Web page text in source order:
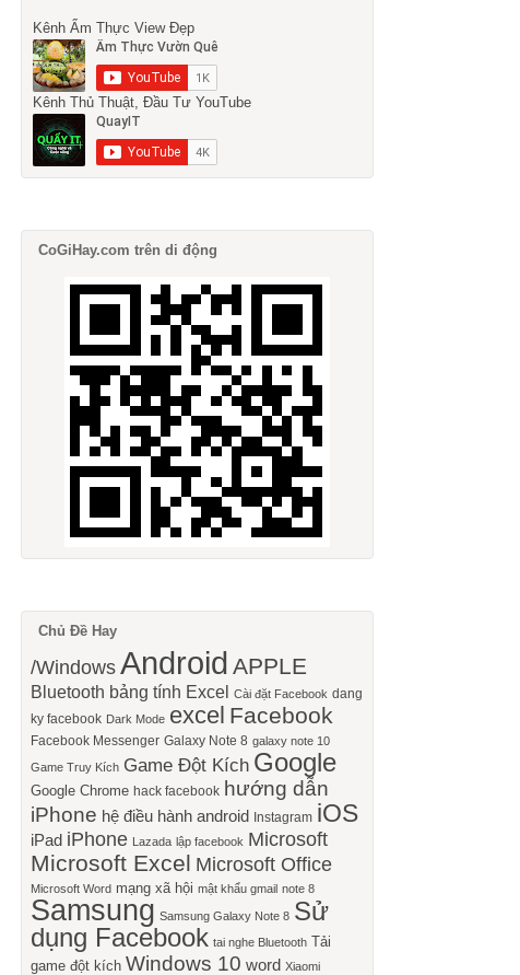
Kênh Ẩm Thực View Đẹp
Kênh Thủ Thuật, Đầu Tư YouTube
CoGiHay.com trên di động
Chủ Đề Hay
/Windows Android APPLE
Bluetooth bảng tính Excel Cài đặt Facebook dang
ky facebook Dark Mode excel Facebook
Facebook Messenger Galaxy Note 8 galaxy note 10
Game Truy Kích Game Đột Kích Google
Google Chrome hack facebook hướng dẫn
iPhone hệ điều hành android Instagram iOS
iPad iPhone Lazada lập facebook Microsoft
Microsoft Excel Microsoft Office
Microsoft Word mạng xã hội mật khẩu gmail note 8
Samsung Samsung Galaxy Note 8 Sử
dụng Facebook tai nghe Bluetooth Tải
game đột kích Windows 10 word Xiaomi